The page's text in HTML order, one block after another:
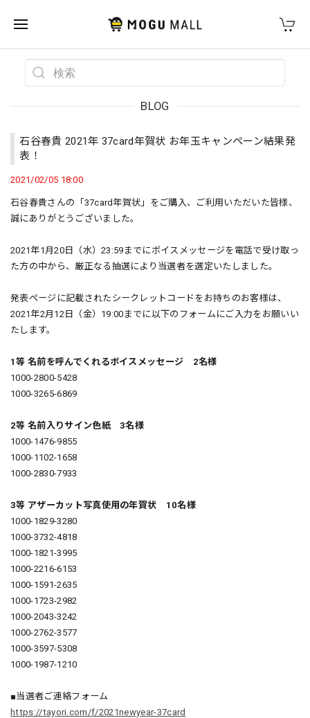
BLOG
石谷春貴 2021年 37card年賀状 お年玉キャンペーン結果発
表！
2021/02/05 18:00
石谷春貴さんの「37card年賀状」をご購入、ご利用いただいた皆様、
誠にありがとうございました。
2021年1月20日（水）23:59までにボイスメッセージを電話で受け取っ
た方の中から、厳正なる抽選により当選者を選定いたしました。
発表ページに記載されたシークレットコードをお持ちのお客様は、
2021年2月12日（金）19:00までに以下のフォームにご入力をお願いい
たします。
1等 名前を呼んでくれるボイスメッセージ 2名様
1000-2800-5428
1000-3265-6869
2等 名前入りサイン色紙 3名様
1000-1476-9855
1000-1102-1658
1000-2830-7933
3等 アザーカット写真使用の年賀状 10名様
1000-1829-3280
1000-3732-4818
1000-1821-3995
1000-2216-6153
1000-1591-2635
1000-1723-2982
1000-2043-3242
1000-2762-3577
1000-3597-5308
1000-1987-1210
■当選者ご連絡フォーム
https://tayori.com/f/2021newyear-37card